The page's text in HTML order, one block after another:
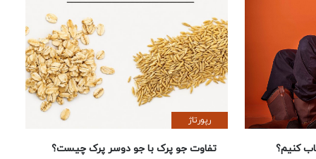
کنیم؟
رپورتاژ
تفاوت جو پرک با جو دوسر پرک چیست؟